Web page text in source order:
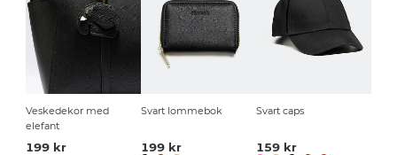
Veskedekor med
elefant
199 kr
Svart lommebok
199 kr
Svart caps
159 kr